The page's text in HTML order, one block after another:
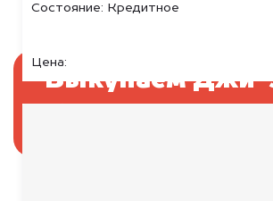
Состояние: Кредитное
Цена:
Выкупаем